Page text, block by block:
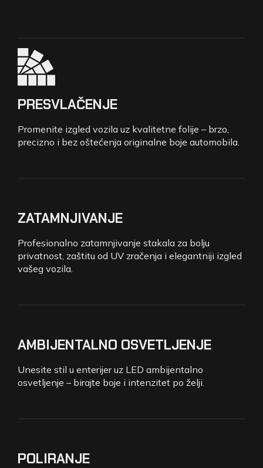
NAŠE
PRESVLAČENJE
Promenite izgled vozila uz kvalitetne folije – brzo,
precizno i bez oštećenja originalne boje automobila.
ZATAMNJIVANJE
Profesionalno zatamnjivanje stakala za bolju
privatnost, zaštitu od UV zračenja i elegantniji izgled
vašeg vozila.
AMBIJENTALNO OSVETLJENJE
Unesite stil u enterijer uz LED ambijentalno
osvetljenje – birajte boje i intenzitet po želji.
POLIRANJE